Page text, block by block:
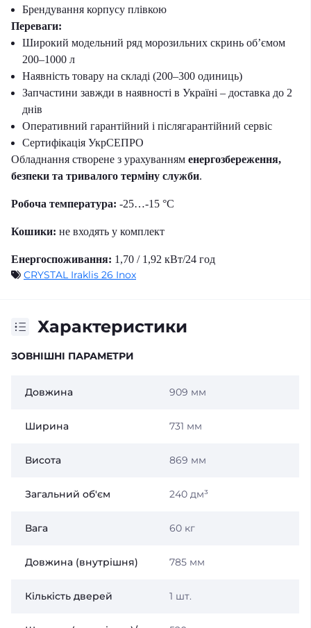
Брендування корпусу плівкою
Переваги:
Широкий модельний ряд морозильних скринь об’ємом
200–1000 л
Наявність товару на складі (200–300 одиниць)
Запчастини завжди в наявності в Україні – доставка до 2
днів
Оперативний гарантійний і післягарантійний сервіс
Сертифікація УкрСЕПРО
Обладнання створене з урахуванням енергозбереження,
безпеки та тривалого терміну служби.
Робоча температура: -25…-15 °C
Кошики: не входять у комплект
Енергоспоживання: 1,70 / 1,92 кВт/24 год
CRYSTAL Iraklis 26 Inox
Характеристики
ЗОВНІШНІ ПАРАМЕТРИ
Довжина 909 мм
Ширина 731 мм
Висота 869 мм
Загальний об'єм 240 дм³
Вага 60 кг
Довжина (внутрішня) 785 мм
Кількість дверей 1 шт.